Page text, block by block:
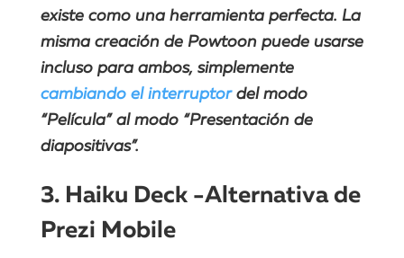
existe como una herramienta perfecta. La
misma creación de Powtoon puede usarse
incluso para ambos, simplemente
cambiando el interruptordel modo
“Película” al modo “Presentación de
diapositivas”.
3. Haiku Deck -Alternativa de
Prezi Mobile